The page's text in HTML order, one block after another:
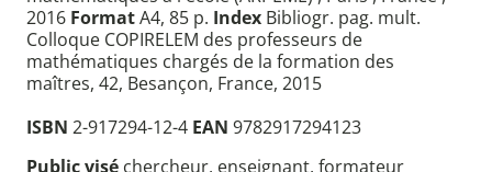
2016 FormatA4, 85 p. Index Bibliogr. pag. mult.
Colloque COPIRELEM des professeurs de
mathématiques chargés de la formation des
maîtres, 42, Besançon, France, 2015
ISBN 2-917294-12-4 EAN 9782917294123
Public visé chercheur, enseignant, formateur